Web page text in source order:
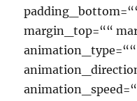
margin_top=““
animation_type=““